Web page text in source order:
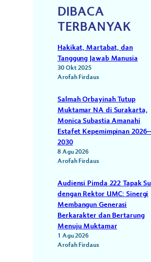
DIBACA
TERBANYAK
Hakikat, Martabat, dan
Tanggung Jawab Manusia
30 Okt 2025
Arofah Firdaus
Salmah Orbayinah Tutup
Muktamar NA di Surakarta,
Monica Subastia Amanahi
Estafet Kepemimpinan
2030
8 Agu 2026
Arofah Firdaus
Audiensi Pimda 222 Tapak
dengan Rektor UMC: Sinergi
Membangun Generasi
Berkarakter dan Bertarung
Menuju Muktamar
1 Agu 2026
Arofah Firdaus